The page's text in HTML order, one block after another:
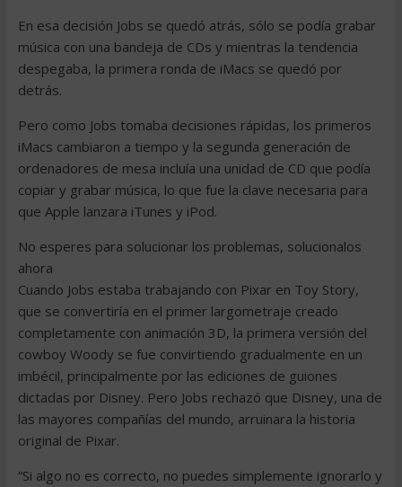
En esa decisión Jobs se quedó atrás, sólo se podía grabar
música con una bandeja de CDs y mientras la tendencia
despegaba, la primera ronda de iMacs se quedó por
detrás.
Pero como Jobs tomaba decisiones rápidas, los primeros
iMacs cambiaron a tiempo y la segunda generación de
ordenadores de mesa incluía una unidad de CD que podía
copiar y grabar música, lo que fue la clave necesaria para
que Apple lanzara iTunes y iPod.
No esperes para solucionar los problemas, solucionalos
ahora
Cuando Jobs estaba trabajando con Pixar en Toy Story,
que se convertiría en el primer largometraje creado
completamente con animación 3D, la primera versión del
cowboy Woody se fue convirtiendo gradualmente en un
imbécil, principalmente por las ediciones de guiones
dictadas por Disney. Pero Jobs rechazó que Disney, una de
las mayores compañías del mundo, arruinara la historia
original de Pixar.
“Si algo no es correcto, no puedes simplemente ignorarlo y